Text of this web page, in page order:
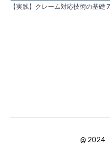
【実践】クレーム対応技術の基礎
@ 2024